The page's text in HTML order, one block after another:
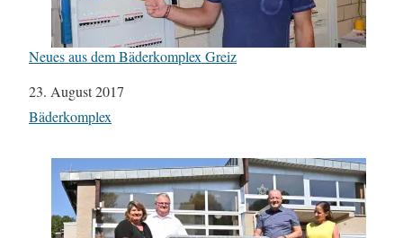
Neues aus dem Bäderkomplex Greiz
Datum
23. August 2017
In Bezug auf
Bäderkomplex